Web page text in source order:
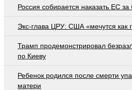
Россия собирается наказать EC за
Экс-глава ЦРУ: США «мечутся как
Трамп продемонстрировал
по Киеву
Ребенок родился после смерти
матери